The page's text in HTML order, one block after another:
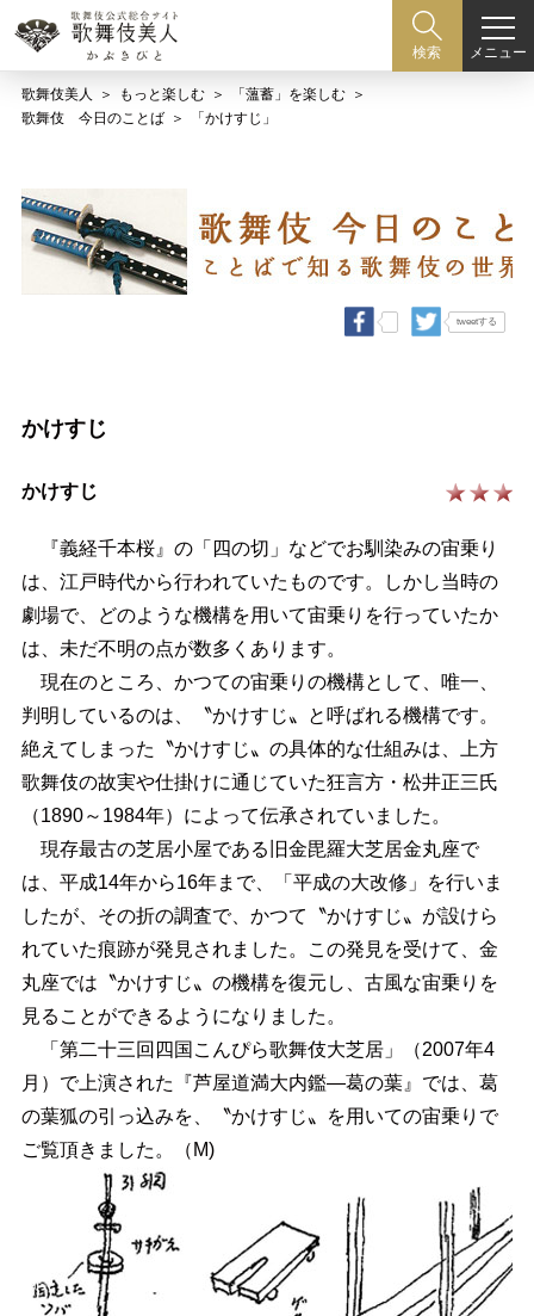
検索 メニュー
歌舞伎美人 もっと楽しむ
「薀蓄」を楽しむ
歌舞伎 今日のことば
「かけすじ」
tweetする
かけすじ
かけすじ
『義経千本桜』の「四の切」などでお馴染みの宙乗り
は、江戸時代から行われていたものです。しかし当時の
劇場で、どのような機構を用いて宙乗りを行っていたか
は、未だ不明の点が数多くあります。
現在のところ、かつての宙乗りの機構として、唯一、
判明しているのは、〝かけすじ〟と呼ばれる機構です。
絶えてしまった〝かけすじ〟の具体的な仕組みは、上方
歌舞伎の故実や仕掛けに通じていた狂言方・松井正三氏
（1890～1984年）によって伝承されていました。
現存最古の芝居小屋である旧金毘羅大芝居金丸座で
は、平成14年から16年まで、「平成の大改修」を行いま
したが、その折の調査で、かつて〝かけすじ〟が設けら
れていた痕跡が発見されました。この発見を受けて、金
丸座では〝かけすじ〟の機構を復元し、古風な宙乗りを
見ることができるようになりました。
「第二十三回四国こんぴら歌舞伎大芝居」（2007年4
月） で上演された『芦屋道満大内鑑―葛の葉』では、葛
の葉狐の引っ込みを、〝かけすじ〟を用いての宙乗りで
ご覧頂きました。（M)